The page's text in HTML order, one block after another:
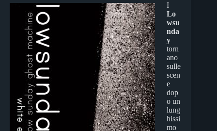
I
Lo
wsu
nda
y
torn
ano
sulle
scen
e
dop
o un
lung
hissi
mo